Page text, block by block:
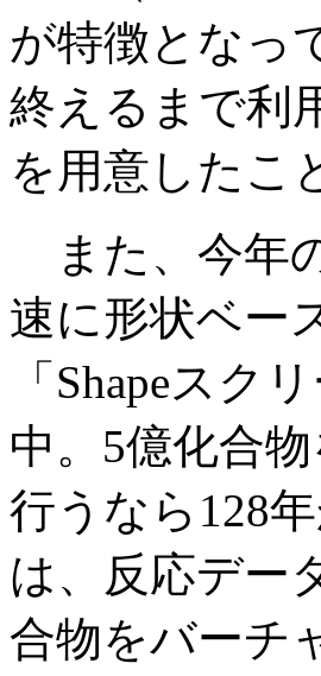
が特徴となっ
終えるまで利
を用意したこ
また、今年
速に形状ベー
「Shapeスク
中。5億化合
行うなら128
は、反応デー
合物をバーチ